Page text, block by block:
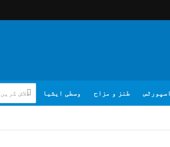
اسپورٹس طنز و مزاح وسطی ایشیا